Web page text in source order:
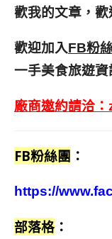
歡我的文章，
歡迎加入FB粉
一手美食旅遊資
廠商邀約請洽：
FB粉絲團 ：
https://
部落格 ：